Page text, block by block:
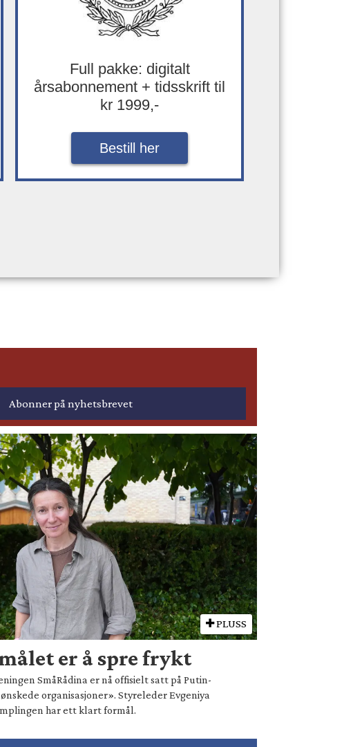
Full pakke: digitalt
årsabonnement + tidsskrift til
kr 1999,-
Bestill her
PLUSS
er å spre frykt
SmåRådina er nå offisielt satt på Putin-
organisasjoner». Styreleder Evgeniya
har ett klart formål.